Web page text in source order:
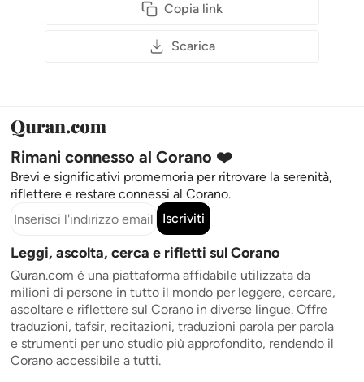
Copia link
Scarica
Rimani connesso al Corano ❤️
Brevi e significativi promemoria per ritrovare la serenità,
riflettere e restare connessi al Corano.
Iscriviti
Leggi, ascolta, cerca e rifletti sul Corano
Quran.com è una piattaforma affidabile utilizzata da
milioni di persone in tutto il mondo per leggere, cercare,
ascoltare e riflettere sul Corano in diverse lingue. Offre
traduzioni, tafsir, recitazioni, traduzioni parola per parola
e strumenti per uno studio più approfondito, rendendo il
Corano accessibile a tutti.